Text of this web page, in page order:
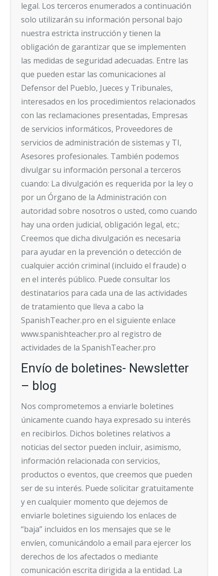
legal. Los terceros enumerados a continuación
solo utilizarán su información personal bajo
nuestra estricta instrucción y tienen la
obligación de garantizar que se implementen
las medidas de seguridad adecuadas. Entre las
que pueden estar las comunicaciones al
Defensor del Pueblo, Jueces y Tribunales,
interesados en los procedimientos relacionados
con las reclamaciones presentadas, Empresas
de servicios informáticos, Proveedores de
servicios de administración de sistemas y TI,
Asesores profesionales. También podemos
divulgar su información personal a terceros
cuando: La divulgación es requerida por la ley o
por un Órgano de la Administración con
autoridad sobre nosotros o usted, como cuando
hay una orden judicial, obligación legal, etc.;
Creemos que dicha divulgación es necesaria
para ayudar en la prevención o detección de
cualquier acción criminal (incluido el fraude) o
en el interés público. Puede consultar los
destinatarios para cada una de las actividades
de tratamiento que lleva a cabo la
SpanishTeacher.pro en el siguiente enlace
www.spanishteacher.pro al registro de
actividades de la SpanishTeacher.pro
Envío de boletines- Newsletter
– blog
Nos comprometemos a enviarle boletines
únicamente cuando haya expresado su interés
en recibirlos. Dichos boletines relativos a
noticias del sector pueden incluir, asimismo,
información relacionada con servicios,
productos o eventos, que creemos que pueden
ser de su interés. Puede solicitar gratuitamente
y en cualquier momento que dejemos de
enviarle boletines siguiendo los enlaces de
“baja” incluidos en los mensajes que se le
envíen, comunicándolo a email para ejercer los
derechos de los afectados o mediante
comunicación escrita dirigida a la entidad. La